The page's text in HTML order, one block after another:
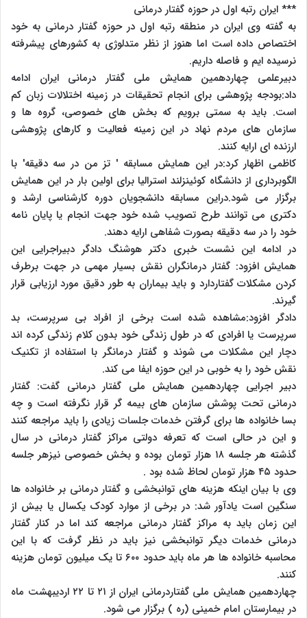
*** ایران رتبه اول در حوزه گفتار درمانی
به گفته وی ایران در منطقه رتبه اول در حوزه گفتار درمانی به خود
اختصاص داده است اما هنوز از نظر متدلوژی به کشورهای پیشرفته
نرسیده ایم و فاصله داریم.
دبیرعلمی چهاردهمین همایش ملی گفتار درمانی ایران ادامه
داد:بودجه پژوهشی برای انجام تحقیقات در زمینه اختلالات زبان کم
است. باید به سمتی برویم که بخش های خصوصی، گروه ها و
سازمان های مردم نهاد در این زمینه فعالیت و کارهای پژوهشی
ارزنده ای ارایه کنند.
کاظمی اظهار کرد:در این همایش مسابقه ' تز من در سه دقیقه' با
الگوبرداری از دانشگاه کوئینزلند استرالیا برای اولین بار در این همایش
برگزار می شود.دراین مسابقه دانشجویان دوره کارشناسی ارشد و
دکتری می توانند طرح تصویب شده خود جهت انجام یا پایان نامه
خود را در سه دقیقه بصورت شفاهی ارایه دهند.
در ادامه این نشست خبری دکتر هوشنگ دادگر دبیراجرایی این
همایش افزود: گفتار درمانگران نقش بسیار مهمی در جهت برطرف
کردن مشکلات گفتاردارد و باید بیماران به طور دقیق مورد ارزیابی قرار
گیرند.
دادگر افزود:مشاهده شده است برخی از افراد بی سرپرست، بد
سرپرست یا افرادی که در طول زندگی خود بدون کلام زندگی کرده اند
دچار این مشکلات می شوند و گفتار درمانگر با استفاده از تکنیک
نقش خود را به خوبی در این حوزه ایفا می کند.
دبیر اجرایی چهاردهمین همایش ملی گفتار درمانی گفت: گفتار
درمانی تحت پوشش سازمان های بیمه گر قرار نگرفته است و چه
بسا خانواده ها برای گرفتن خدمات جلسات زیادی را باید مراجعه کنند
و این در حالی است که تعرفه دولتی مراکز گفتار درمانی در سال
گذشته هر جلسه ۱۸ هزار تومان بوده و بخش خصوصی نیزهر جلسه
حدود ۴۵ هزار تومان لحاظ شده بود .
وی با بیان اینکه هزینه های توانبخشی و گفتار درمانی بر خانواده ها
سنگین است یادآور شد: در برخی از موارد کودک یکسال یا بیش از
این زمان باید به مراکز گفتار درمانی مراجعه کند اما در کنار گفتار
درمانی خدمات دیگر توانبخشی نیز باید در نظر گرفت که با این
محاسبه خانواده ها هر ماه باید حدود ۶۰۰ تا یک میلیون تومان هزینه
کنند.
چهاردهمین همایش ملی گفتاردرمانی ایران از ۲۱ تا ۲۲ اردیبهشت ماه
در بیمارستان امام خمینی (ره ) برگزار می شود.